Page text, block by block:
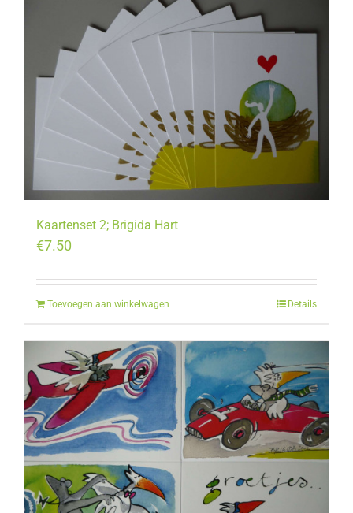
Kaartenset 2; Brigida Hart
€7.50
Toevoegen aan winkelwagen Details